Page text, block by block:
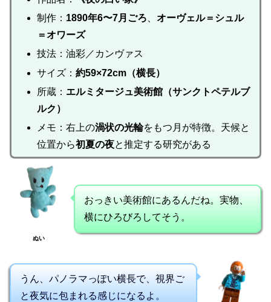
制作： 1890年6〜7月ごろ
オーヴェル＝シュル
＝オワーズ
技法：油彩／カンヴァス
サイズ： 約59×72cm（横長）
所蔵： エルミタージュ美術館（サンクトペテルブ
ルク）
メモ：右上の渦状の光輪をもつ月が特徴。天候と
位置から初夏の夜と推定する研究がある
ぬい
おっきい美術館にあるんだね。実物、
横にひろびろしてそう。
うん、パノラマっぽい横長で、視界ご
と夜気に包まれる感じになるよ。